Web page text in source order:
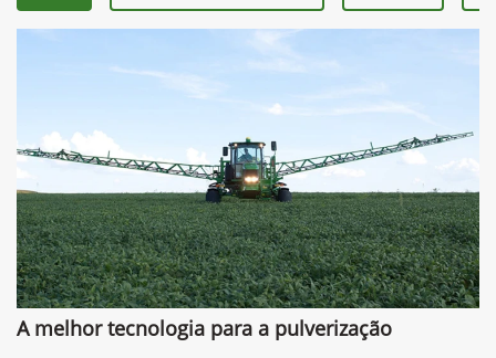
A melhor tecnologia para a pulverização